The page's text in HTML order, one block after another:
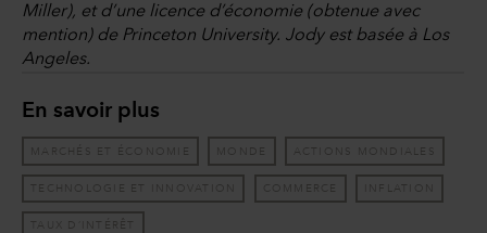
Miller), et d’une licence d’économie (obtenue avec
mention) de Princeton University. Jody est basée à Los
Angeles.
En savoir plus
MARCHÉS ET ÉCONOMIE MONDE ACTIONS MONDIALES
TECHNOLOGIE ET INNOVATION COMMERCE INFLATION
TAUX D’INTÉRÊT